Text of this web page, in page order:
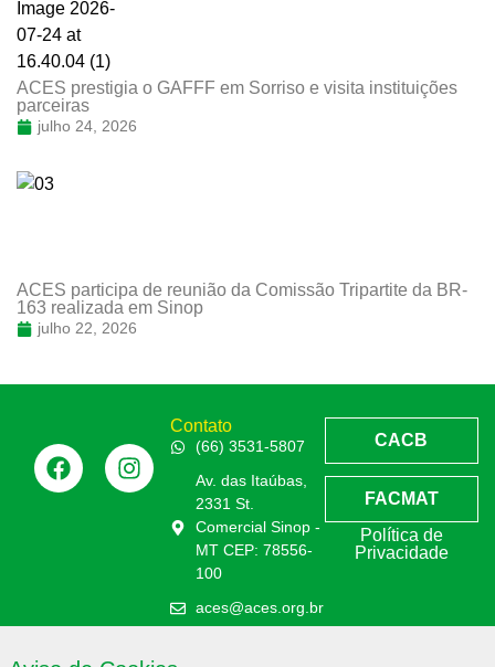
ACES prestigia o GAFFF em Sorriso e visita instituições
parceiras
julho 24, 2026
ACES participa de reunião da Comissão Tripartite da BR-
163 realizada em Sinop
julho 22, 2026
Contato
(66) 3531-5807
Av. das Itaúbas,
2331 St.
Comercial Sinop -
MT CEP: 78556-
100
aces@aces.org.br
CACB
FACMAT
Política de
Privacidade